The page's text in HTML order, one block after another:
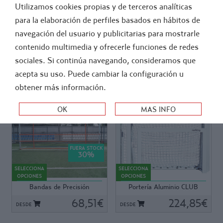
- INSTALACIONES > CAMPOS DE FUTBOL
PORTERÍAS DE ENTRENAMIENTO
ORDEN:
FUERA STOCK
30%
SELECCIONA
OPCIONES
Bandas de Precisión
DESDE 68,51€
Ref: K083
Bandas de Precisión
ajustables y universales,
aptas para cualquier portería
de fútbol.
Disponibles:
- Con 6 huecos. 2 bandas
verticales, 1 banda horizontal
SELECCIONA
OPCIONES
Portería Aluminio CLUB
DESDE 224,85€
Ref: K739
Porterías de gran estabilidad,
fuertes y duraderas. Armazón
de aluminio reforzado, perfil
especial de 80 x 40 mm,
totalmente soldadas. Pintada
con pintura en polvo, alta
resistencia en exterior. Fácil y
Utilizamos cookies propias y de terceros analíticas
para la elaboración de perfiles basados en hábitos de
navegación del usuario y publicitarias para mostrarle
contenido multimedia y ofrecerle funciones de redes
sociales. Si continúa navegando, consideramos que
acepta su uso. Puede cambiar la configuración u
obtener más información.